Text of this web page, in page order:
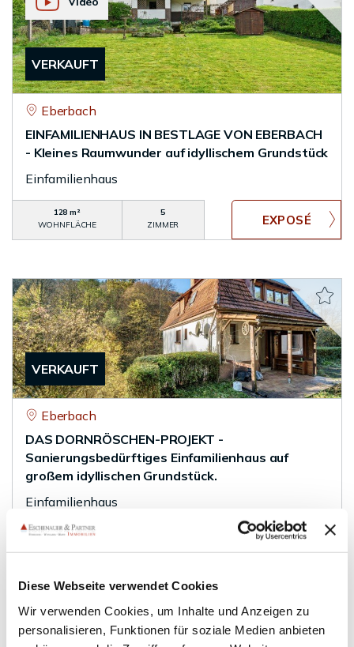
Diese Webseite verwendet Cookies
Wir verwenden Cookies, um Inhalte und Anzeigen zu
personalisieren, Funktionen für soziale Medien anbieten
VERKAUFT
Eberbach
EINFAMILIENHAUS IN BESTLAGE VON EBERBACH
- Kleines Raumwunder auf idyllischem Grundstück
Einfamilienhaus
128 m²
WOHNFLÄCHE
5
ZIMMER
VERKAUFT
Eberbach
DAS DORNRÖSCHEN-PROJEKT -
Sanierungsbedürftiges Einfamilienhaus auf
großem idyllischen Grundstück.
Einfamilienhaus
102 m²